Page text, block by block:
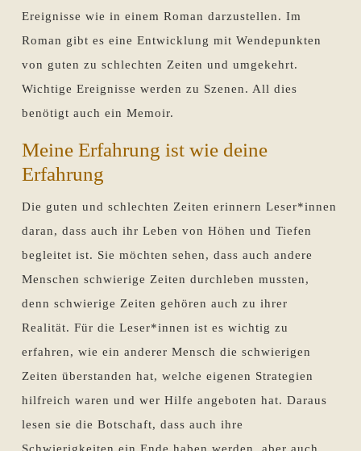
Ereignisse wie in einem Roman darzustellen. Im
Roman gibt es eine Entwicklung mit Wendepunkten
von guten zu schlechten Zeiten und umgekehrt.
Wichtige Ereignisse werden zu Szenen. All dies
benötigt auch ein Memoir.
Meine Erfahrung ist wie deine
Erfahrung
Die guten und schlechten Zeiten erinnern Leser*innen
daran, dass auch ihr Leben von Höhen und Tiefen
begleitet ist. Sie möchten sehen, dass auch andere
Menschen schwierige Zeiten durchleben mussten,
denn schwierige Zeiten gehören auch zu ihrer
Realität. Für die Leser*innen ist es wichtig zu
erfahren, wie ein anderer Mensch die schwierigen
Zeiten überstanden hat, welche eigenen Strategien
hilfreich waren und wer Hilfe angeboten hat. Daraus
lesen sie die Botschaft, dass auch ihre